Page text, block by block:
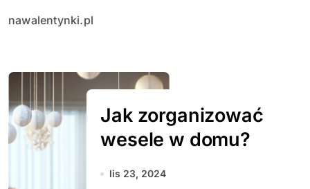
nawalentynki.pl
Jak zorganizować
wesele w domu?
lis 23, 2024